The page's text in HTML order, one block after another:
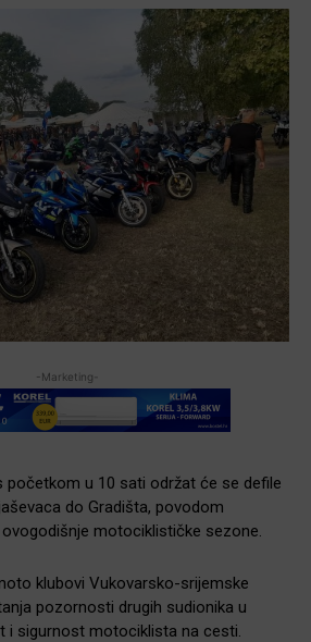
-Marketing-
početkom u 10 sati održat će se defile
do Gradišta, povodom
motociklističke sezone.
klubovi Vukovarsko-srijemske
pozornosti drugih sudionika u
i sigurnost motociklista na cesti.